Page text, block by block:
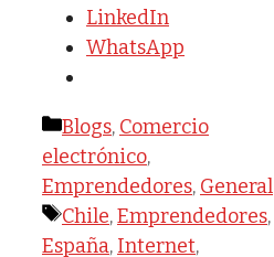
LinkedIn
WhatsApp
Categorías
Blogs, Comercio
electrónico,
Emprendedores, General
Etiquetas
Chile,Emprendedores,
España, Internet,